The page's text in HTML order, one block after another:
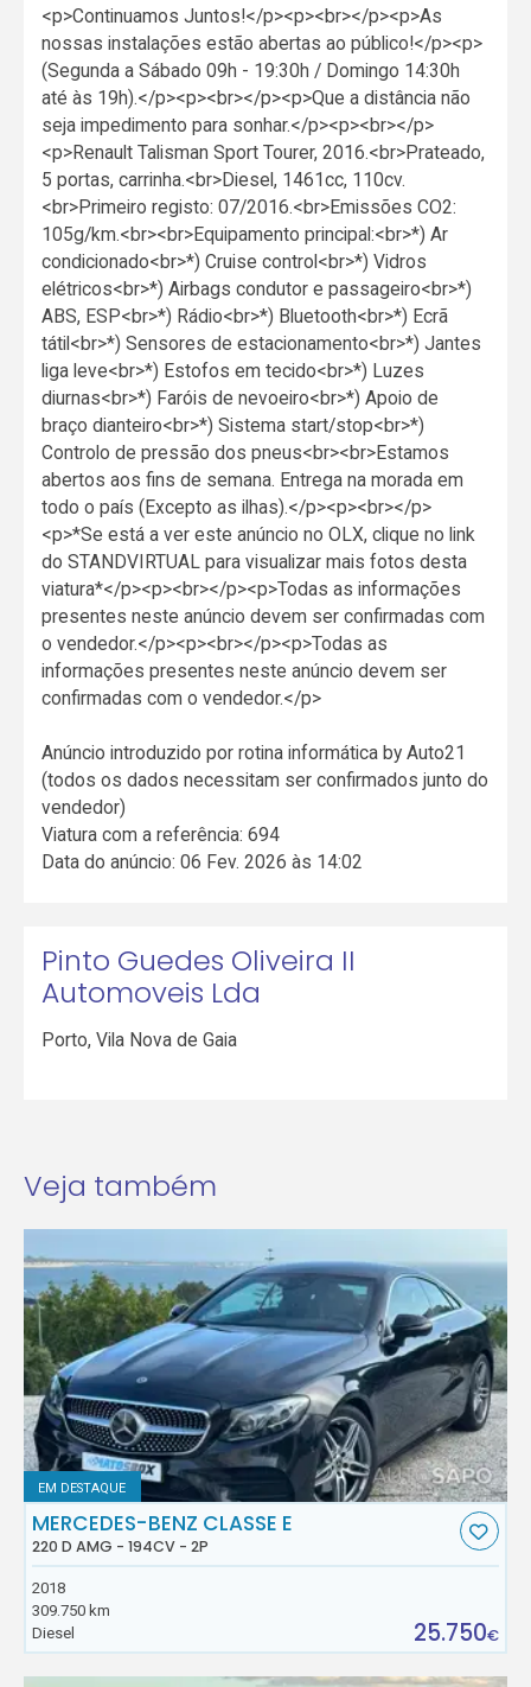
<p>Continuamos Juntos!</p><p><br></p><p>As
nossas instalações estão abertas ao público!</p><p>
(Segunda a Sábado 09h - 19:30h / Domingo 14:30h
até às 19h).</p><p><br></p><p>Que a distância não
seja impedimento para sonhar.</p><p><br></p>
<p>Renault Talisman Sport Tourer, 2016.<br>Prateado,
5 portas, carrinha.<br>Diesel, 1461cc, 110cv.
<br>Primeiro registo: 07/2016.<br>Emissões CO2:
105g/km.<br><br>Equipamento principal:<br>*) Ar
condicionado<br>*) Cruise control<br>*) Vidros
elétricos<br>*) Airbags condutor e passageiro<br>*)
ABS, ESP<br>*) Rádio<br>*) Bluetooth<br>*) Ecrã
tátil<br>*) Sensores de estacionamento<br>*) Jantes
liga leve<br>*) Estofos em tecido<br>*) Luzes
diurnas<br>*) Faróis de nevoeiro<br>*) Apoio de
braço dianteiro<br>*) Sistema start/stop<br>*)
Controlo de pressão dos pneus<br><br>Estamos
abertos aos fins de semana. Entrega na morada em
todo o país (Excepto as ilhas).</p><p><br></p>
<p>*Se está a ver este anúncio no OLX, clique no link
do STANDVIRTUAL para visualizar mais fotos desta
viatura*</p><p><br></p><p>Todas as informações
presentes neste anúncio devem ser confirmadas com
o vendedor.</p><p><br></p><p>Todas as
informações presentes neste anúncio devem ser
confirmadas com o vendedor.</p>
Anúncio introduzido por rotina informática by Auto21
(todos os dados necessitam ser confirmados junto do
vendedor)
Viatura com a referência: 694
Data do anúncio: 06 Fev. 2026 às 14:02
Pinto Guedes Oliveira II
Automoveis Lda
Porto,Vila Nova de Gaia
Veja também
EM DESTAQUE
MERCEDES-BENZ CLASSE E
220 D AMG - 194CV - 2P
2018
309.750 km
Diesel
25.750€